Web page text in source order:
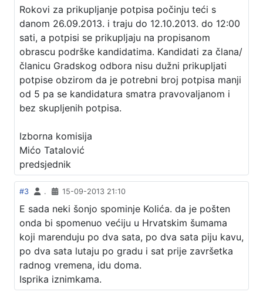
Rokovi za prikupljanje potpisa počinju teći s
danom 26.09.2013. i traju do 12.10.2013. do 12:00
sati, a potpisi se prikupljaju na propisanom
obrascu podrške kandidatima. Kandidati za člana/
članicu Gradskog odbora nisu dužni prikupljati
potpise obzirom da je potrebni broj potpisa manji
od 5 pa se kandidatura smatra pravovaljanom i
bez skupljenih potpisa.
Izborna komisija
Mićo Tatalović
predsjednik
#3 . 15-09-2013 21:10
E sada neki šonjo spominje Kolića. da je pošten
onda bi spomenuo većiju u Hrvatskim šumama
koji marenduju po dva sata, po dva sata piju kavu,
po dva sata lutaju po gradu i sat prije završetka
radnog vremena, idu doma.
Isprika iznimkama.